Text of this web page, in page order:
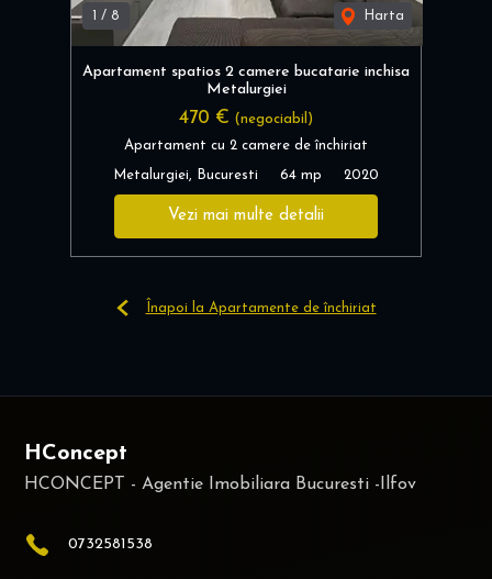
1 / 8 Harta
Apartament spatios 2 camere bucatarie inchisa
Metalurgiei
470 € (negociabil)
Apartament cu 2 camere de închiriat
Metalurgiei, Bucuresti 64 mp 2020
Vezi mai multe detalii
Înapoi la Apartamente de închiriat
HConcept
0732581538